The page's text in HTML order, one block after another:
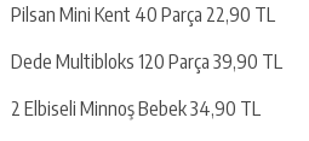
Pilsan Mini Kent 40 Parça 22,90 TL
Dede Multibloks 120 Parça 39,90 TL
2 Elbiseli Minnoş Bebek 34,90 TL